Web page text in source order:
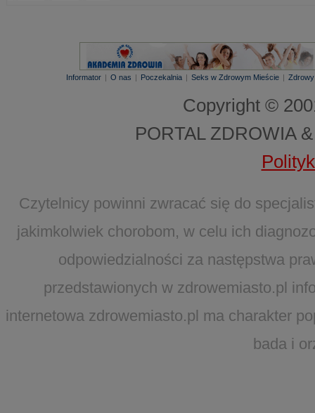
Informator | O nas | Poczekalnia | Seks w Zdrowym Mieście |
Copyright ©
PORTAL ZDROWIA
Czytelnicy powinni zwracać się do
jakimkolwiek chorobom, w celu ich
odpowiedzialności za następstwa
przedstawionych w zdrowemiasto.pl
internetowa zdrowemiasto.pl ma charakter
bada i